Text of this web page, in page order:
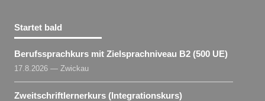
Startet bald
Berufssprachkurs mit Zielsprachniveau B2 (500 UE)
17.8.2026 — Zwickau
Zweitschriftlernerkurs (Integrationskurs)